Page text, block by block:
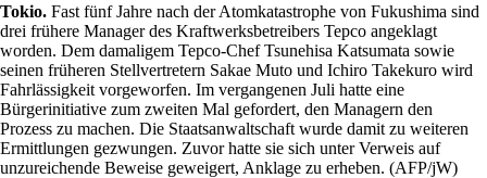
Tokio. Fast fünf Jahre nach der Atomkatastrophe von Fukushima sind
drei frühere Manager des Kraftwerksbetreibers Tepco angeklagt
worden. Dem damaligem Tepco-Chef Tsunehisa Katsumata sowie
seinen früheren Stellvertretern Sakae Muto und Ichiro Takekuro wird
Fahrlässigkeit vorgeworfen. Im vergangenen Juli hatte eine
Bürgerinitiative zum zweiten Mal gefordert, den Managern den
Prozess zu machen. Die Staatsanwaltschaft wurde damit zu weiteren
Ermittlungen gezwungen. Zuvor hatte sie sich unter Verweis auf
unzureichende Beweise geweigert, Anklage zu erheben. (AFP/jW)